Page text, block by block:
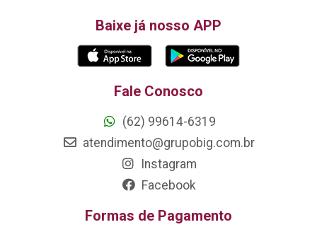
Baixe já nosso APP
Fale Conosco
(62) 99614-6319
atendimento@grupobig.com.br
Instagram
Facebook
Formas de Pagamento